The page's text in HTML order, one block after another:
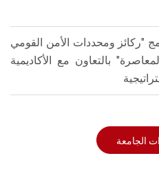
"ركائز ومحددات الأمن القومي
بالتعاون مع الأكاديمية
الجامعة